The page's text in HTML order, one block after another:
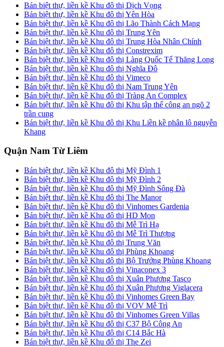
Bán biệt thự, liền kề Khu đô thị Dịch Vọng
Bán biệt thự, liền kề Khu đô thị Yên Hòa
Bán biệt thự, liền kề Khu đô thị Lão Thành Cách Mạng
Bán biệt thự, liền kề Khu đô thị Trung Yên
Bán biệt thự, liền kề Khu đô thị Trung Hòa Nhân Chính
Bán biệt thự, liền kề Khu đô thị Constrexim
Bán biệt thự, liền kề Khu đô thị Làng Quốc Tế Thăng Long
Bán biệt thự, liền kề Khu đô thị Nghĩa Đô
Bán biệt thự, liền kề Khu đô thị Vimeco
Bán biệt thự, liền kề Khu đô thị Nam Trung Yên
Bán biệt thự, liền kề Khu đô thị Tràng An Complex
Bán biệt thự, liền kề Khu đô thị Khu tập thể công an ngõ 2
trần cung
Bán biệt thự, liền kề Khu đô thị Khu Liền kề phân lô nguyễn
Khang
Quận Nam Từ Liêm
Bán biệt thự, liền kề Khu đô thị Mỹ Đình 1
Bán biệt thự, liền kề Khu đô thị Mỹ Đình 2
Bán biệt thự, liền kề Khu đô thị Mỹ Đình Sông Đà
Bán biệt thự, liền kề Khu đô thị The Manor
Bán biệt thự, liền kề Khu đô thị Vinhomes Gardenia
Bán biệt thự, liền kề Khu đô thị HD Mon
Bán biệt thự, liền kề Khu đô thị Mễ Trì Hạ
Bán biệt thự, liền kề Khu đô thị Mễ Trì Thượng
Bán biệt thự, liền kề Khu đô thị Trung Văn
Bán biệt thự, liền kề Khu đô thị Phùng Khoang
Bán biệt thự, liền kề Khu đô thị Bộ Trưởng Phùng Khoang
Bán biệt thự, liền kề Khu đô thị Vinaconex 3
Bán biệt thự, liền kề Khu đô thị Xuân Phương Tasco
Bán biệt thự, liền kề Khu đô thị Xuân Phương Viglacera
Bán biệt thự, liền kề Khu đô thị Vinhomes Green Bay
Bán biệt thự, liền kề Khu đô thị VOV Mễ Trì
Bán biệt thự, liền kề Khu đô thị Vinhomes Green Villas
Bán biệt thự, liền kề Khu đô thị C37 Bộ Công An
Bán biệt thự, liền kề Khu đô thị C14 Bắc Hà
Bán biệt thự, liền kề Khu đô thị The Zei